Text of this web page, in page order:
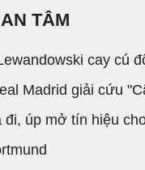
TÂM
cay cú
Madrid giải cứu
đi, úp mở tín hiệu